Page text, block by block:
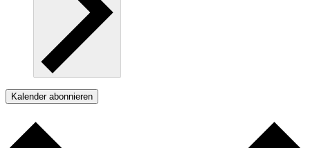
Kalender abonnieren